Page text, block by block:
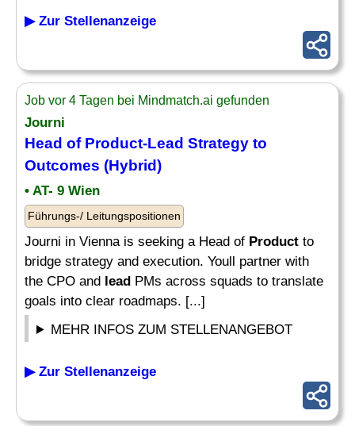
▶ Zur Stellenanzeige
Job vor 4 Tagen bei Mindmatch.ai gefunden
Journi
Head of Product-Lead Strategy to
Outcomes (Hybrid)
• AT- 9 Wien
Führungs-/ Leitungspositionen
Journi in Vienna is seeking a Head of Product to
bridge strategy and execution. Youll partner with
the CPO and lead PMs across squads to translate
goals into clear roadmaps. [...]
MEHR INFOS ZUM STELLENANGEBOT
▶ Zur Stellenanzeige